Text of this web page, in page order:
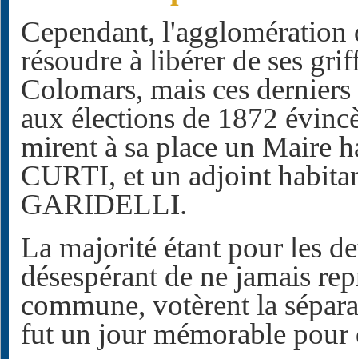
Cependant,
résoudre à libérer de ses
Colomars, mais ces
aux élections de 1872
mirent à sa place un Maire
CURTI, et un adjoint
GARIDELLI.
La majorité étant pour les
désespérant de ne jamais
commune, votèrent la
fut un jour mémorable pour